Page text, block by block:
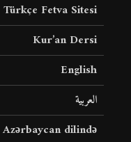
Türkçe Fetva Sitesi
Kur’an Dersi
English
العربية
Azərbaycan dilində